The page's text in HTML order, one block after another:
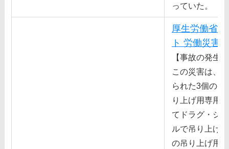
っていた。
厚生労働省
ト 労働災害
【事故の発生
この災害は、
られた3個の吊
り上げ⽤専⽤
てドラグ・シ
ルで吊り上げ
の吊り上げ⽤